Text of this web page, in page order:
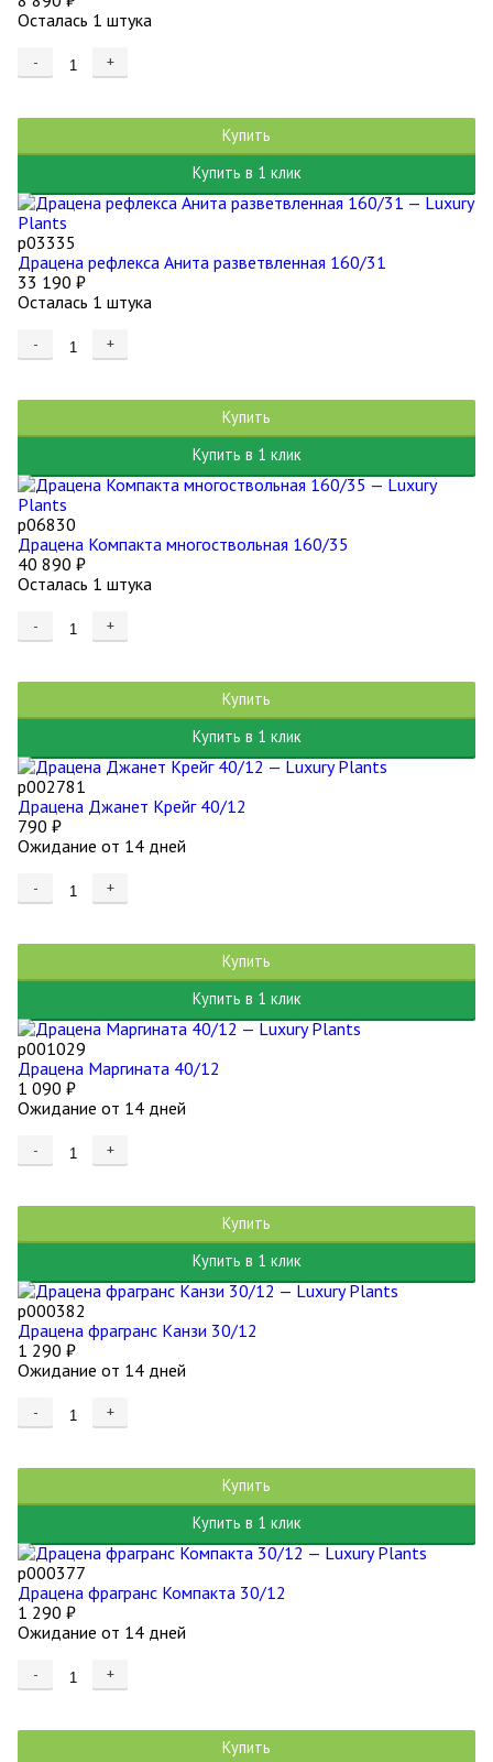
Осталась 1 штука
- +
Купить
Купить в 1 клик
р03335
Драцена рефлекса Анита разветвленная 160/31
33 190 ₽
Осталась 1 штука
- +
Купить
Купить в 1 клик
р06830
Драцена Компакта многоствольная 160/35
40 890 ₽
Осталась 1 штука
- +
Купить
Купить в 1 клик
р002781
Драцена Джанет Крейг 40/12
790 ₽
Ожидание от 14 дней
- +
Купить
Купить в 1 клик
р001029
Драцена Маргината 40/12
1 090 ₽
Ожидание от 14 дней
- +
Купить
Купить в 1 клик
р000382
Драцена фрагранс Канзи 30/12
1 290 ₽
Ожидание от 14 дней
- +
Купить
Купить в 1 клик
р000377
Драцена фрагранс Компакта 30/12
1 290 ₽
Ожидание от 14 дней
- +
Купить